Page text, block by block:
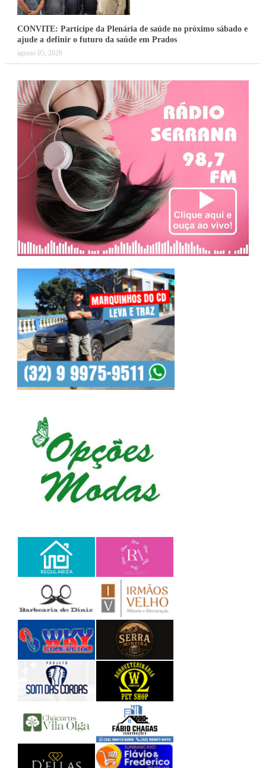
CONVITE: Participe da Plenária de saúde no próximo sábado e
ajude a definir o futuro da saúde em Prados
agosto 05, 2026